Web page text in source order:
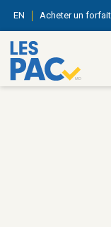
EN Acheter un forfait